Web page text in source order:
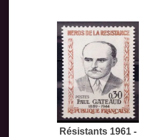
Résistants 1961 -